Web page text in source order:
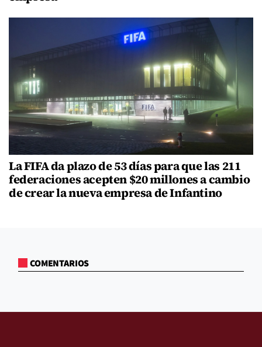
La FIFA da plazo de 53 días para que las 211
federaciones acepten $20 millones a cambio
de crear la nueva empresa de Infantino
COMENTARIOS